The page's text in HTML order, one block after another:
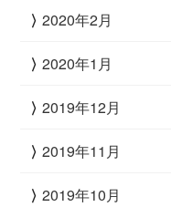
2020年2月
2020年1月
2019年12月
2019年11月
2019年10月